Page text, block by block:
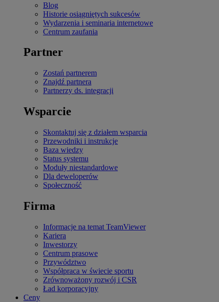
Blog
Historie osiągniętych sukcesów
Wydarzenia i seminaria internetowe
Centrum zaufania
Partner
Zostań partnerem
Znajdź partnera
Partnerzy ds. integracji
Wsparcie
Skontaktuj się z działem wsparcia
Przewodniki i instrukcje
Baza wiedzy
Status systemu
Moduły niestandardowe
Dla deweloperów
Społeczność
Firma
Informacje na temat TeamViewer
Kariera
Inwestorzy
Centrum prasowe
Przywództwo
Współpraca w świecie sportu
Zrównoważony rozwój i CSR
Ład korporacyjny
Ceny